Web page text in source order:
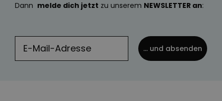
Dann melde dich jetzt zu unserem NEWSLETTER an:
... und absenden